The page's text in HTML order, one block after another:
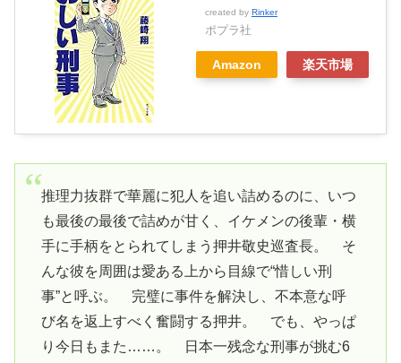
created by Rinker
ポプラ社
Amazon 楽天市場
推理力抜群で華麗に犯人を追い詰めるのに、いつ
も最後の最後で詰めが甘く、イケメンの後輩・横
手に手柄をとられてしまう押井敬史巡査長。 そ
んな彼を周囲は愛ある上から目線で“惜しい刑
事”と呼ぶ。 完璧に事件を解決し、不本意な呼
び名を返上すべく奮闘する押井。 でも、やっぱ
り今日もまた……。 日本一残念な刑事が挑む6